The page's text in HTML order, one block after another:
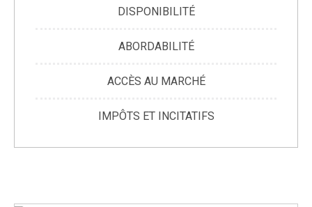
DISPONIBILITÉ
ABORDABILITÉ
ACCÈS AU MARCHÉ
IMPÔTS ET INCITATIFS